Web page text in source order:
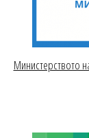
Министерството